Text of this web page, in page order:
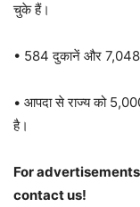
चुके हैं।
• 584 दुकानें और 7,048
• आपदा से राज्य को
है।
For
contact us!